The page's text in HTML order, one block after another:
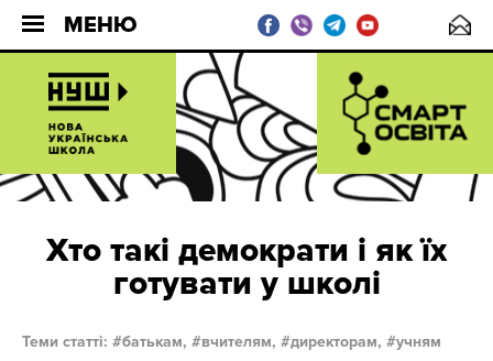
МЕНЮ
Хто такі демократи і як їх
готувати у школі
Теми статті: батькам, вчителям, директорам,
учням